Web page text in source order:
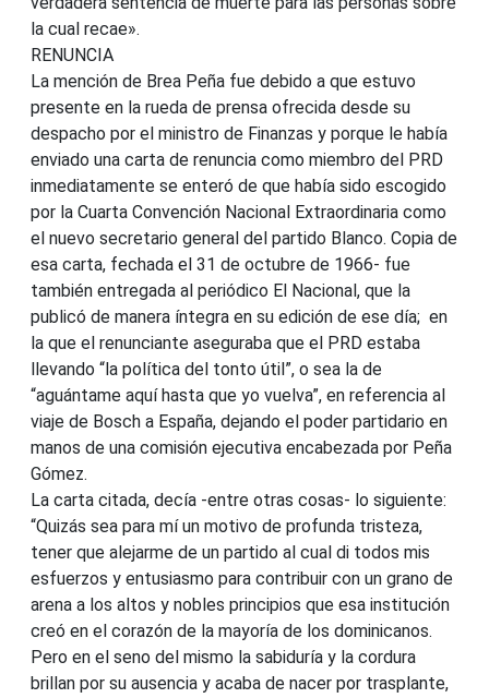
la cual recae».
RENUNCIA
La mención de Brea Peña fue debido a que estuvo
presente en la rueda de prensa ofrecida desde su
despacho por el ministro de Finanzas y porque le había
enviado una carta de renuncia como miembro del PRD
inmediatamente se enteró de que había sido escogido
por la Cuarta Convención Nacional Extraordinaria como
el nuevo secretario general del partido Blanco. Copia de
esa carta, fechada el 31 de octubre de 1966- fue
también entregada al periódico El Nacional, que la
publicó de manera íntegra en su edición de ese día; en
la que el renunciante aseguraba que el PRD estaba
llevando “la política del tonto útil”, o sea la de
“aguántame aquí hasta que yo vuelva”, en referencia al
viaje de Bosch a España, dejando el poder partidario en
manos de una comisión ejecutiva encabezada por Peña
Gómez.
La carta citada, decía -entre otras cosas- lo siguiente:
“Quizás sea para mí un motivo de profunda tristeza,
tener que alejarme de un partido al cual di todos mis
esfuerzos y entusiasmo para contribuir con un grano de
arena a los altos y nobles principios que esa institución
creó en el corazón de la mayoría de los dominicanos.
Pero en el seno del mismo la sabiduría y la cordura
brillan por su ausencia y acaba de nacer por trasplante,